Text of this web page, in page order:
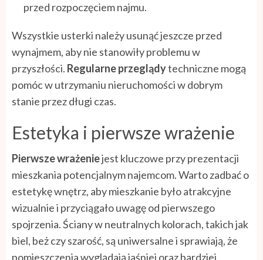
przed rozpoczęciem najmu.
Wszystkie usterki należy usunąć jeszcze przed
wynajmem, aby nie stanowiły problemu w
przyszłości. Regularne przeglądytechniczne mogą
pomóc w utrzymaniu nieruchomości w dobrym
stanie przez długi czas.
Estetyka i pierwsze wrażenie
Pierwsze wrażeniejest kluczowe przy prezentacji
mieszkania potencjalnym najemcom. Warto zadbać o
estetykę wnętrz, aby mieszkanie było atrakcyjne
wizualnie i przyciągało uwagę od pierwszego
spojrzenia. Ściany w neutralnych kolorach, takich jak
biel, beż czy szarość, są uniwersalne i sprawiają, że
pomieszczenia wyglądają jaśniej oraz bardziej